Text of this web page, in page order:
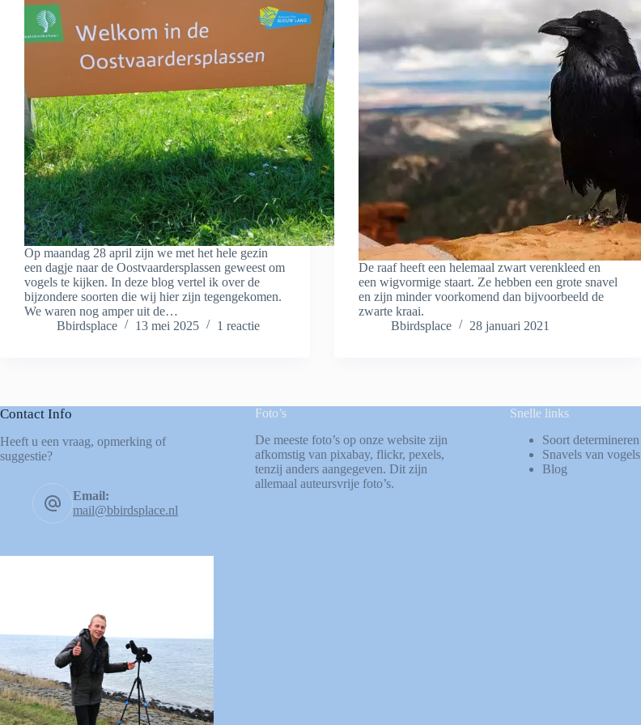
Op maandag 28 april zijn we met het hele gezin
een dagje naar de Oostvaardersplassen geweest om
vogels te kijken. In deze blog vertel ik over de
bijzondere soorten die wij hier zijn tegengekomen.
We waren nog amper uit de…
Bbirdsplace
13 mei 2025 1 reactie
De raaf heeft een helemaal zwart verenkleed en
een wigvormige staart. Ze hebben een grote snavel
en zijn minder voorkomend dan bijvoorbeeld de
zwarte kraai.
Bbirdsplace
28 januari 2021
Contact Info
Heeft u een vraag, opmerking of
suggestie?
Email:
mail@bbirdsplace.nl
Foto’s
De meeste foto’s op onze website zijn
afkomstig van pixabay, flickr, pexels,
tenzij anders aangegeven. Dit zijn
allemaal auteursvrije foto’s.
Snelle links
Soort determineren
Snavels van vogels
Blog